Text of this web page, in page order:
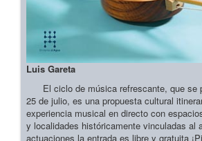
Luis Gareta
El ciclo de música refrescante, que se
25 de julio, es una propuesta cultural
experiencia musical en directo con
y localidades históricamente vinculadas al
actuaciones la entrada es libre y gratuita